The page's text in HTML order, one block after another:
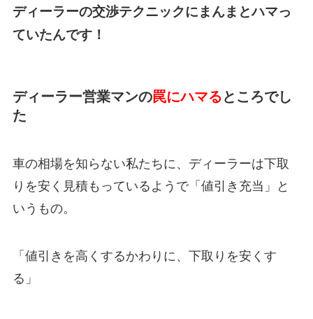
ディーラーの交渉テクニックにまんまとハマっ
ていたんです！
ディーラー営業マンの罠にハマるところでし
た
車の相場を知らない私たちに、ディーラーは下取
りを安く見積もっているようで「値引き充当」と
いうもの。
「 値引きを高くするかわりに、下取りを安くす
る 」